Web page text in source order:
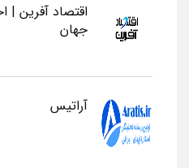
اقتصاد آفرین |
جهان
آراتیس